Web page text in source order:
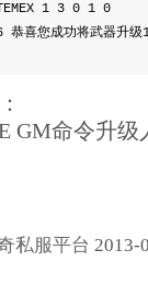
1 3 0 1 0
恭喜您成功将武器升
GM命令升
私服平台 2013-